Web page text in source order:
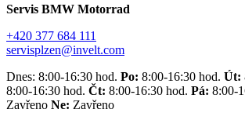
Servis BMW Motorrad
+420 377 684 111
servisplzen@invelt.com
Dnes: 8:00-16:30 hod. Po: 8:00-16:30 hod. Út:
8:00-16:30 hod. Čt: 8:00-16:30 hod. Pá: 8:00-
Zavřeno Ne: Zavřeno